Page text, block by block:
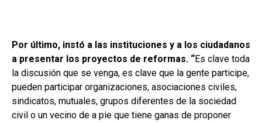
Por último, instó a las instituciones y a los ciudadanos
a presentar los proyectos de reformas. “Es clave toda
la discusión que se venga, es clave que la gente participe,
pueden participar organizaciones, asociaciones civiles,
sindicatos, mutuales, grupos diferentes de la sociedad
civil o un vecino de a pie que tiene ganas de proponer